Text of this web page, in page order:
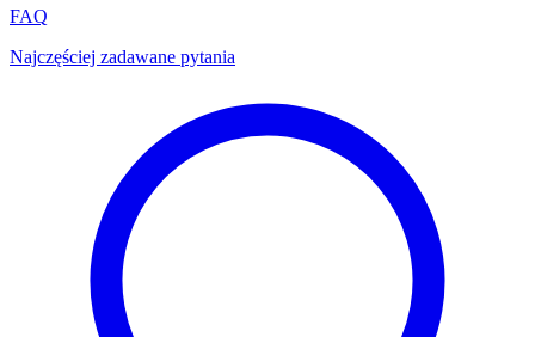
FAQ
Najczęściej zadawane pytania